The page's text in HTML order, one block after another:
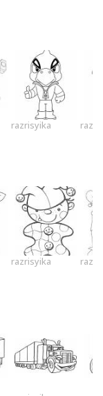
razrisyika
razrisyika